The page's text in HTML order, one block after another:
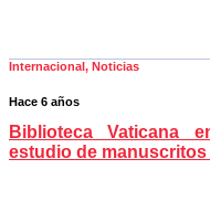
Internacional, Noticias
Hace 6 años
Biblioteca Vaticana
estudio de